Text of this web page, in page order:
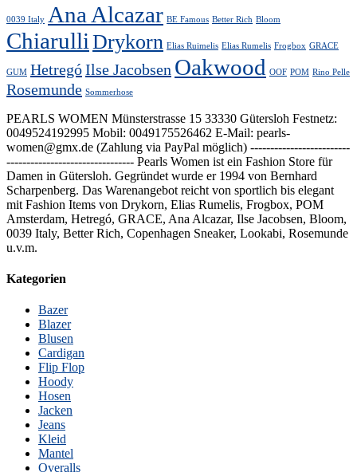
0039 Italy Ana Alcazar BE Famous Better Rich Bloom
Chiarulli Drykorn Elias Ruimelis Elias Rumelis Frogbox GRACE
GUM HetregóIlse Jacobsen Oakwood OOF POM Rino Pelle
Rosemunde Sommerhose
PEARLS WOMEN Münsterstrasse 15 33330 Gütersloh Festnetz:
0049524192995 Mobil: 0049175526462 E-Mail: pearls-
women@gmx.de (Zahlung via PayPal möglich) -------------------------
-------------------------------- Pearls Women ist ein Fashion Store für
Damen in Gütersloh. Gegründet wurde er 1994 von Bernhard
Scharpenberg. Das Warenangebot reicht von sportlich bis elegant
mit Fashion Items von Drykorn, Elias Rumelis, Frogbox, POM
Amsterdam, Hetregó, GRACE, Ana Alcazar, Ilse Jacobsen, Bloom,
0039 Italy, Better Rich, Copenhagen Sneaker, Lookabi, Rosemunde
u.v.m.
Kategorien
Bazer
Blazer
Blusen
Cardigan
Flip Flop
Hoody
Hosen
Jacken
Jeans
Kleid
Mantel
Overalls